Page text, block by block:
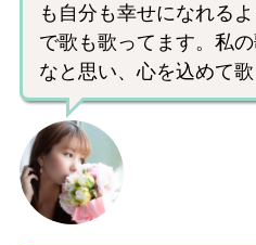
も自分も幸せになれる
で歌も歌ってます。私
なと思い、心を込めて歌